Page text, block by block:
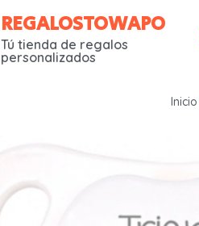
REGALOSTOWAPO
Tú tienda de regalos
personalizados
Inicio